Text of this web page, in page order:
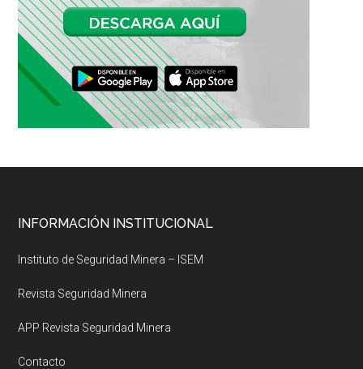
Footer
INFORMACIÓN INSTITUCIONAL
Instituto de Seguridad Minera – ISEM
Revista Seguridad Minera
APP Revista Seguridad Minera
Contacto